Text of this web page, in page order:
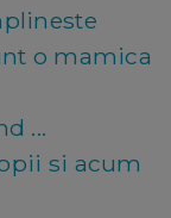
o mamica
...
si acum